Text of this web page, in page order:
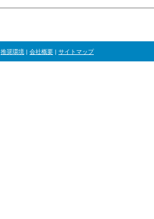
推奨環境 | 会社概要 | サイトマップ